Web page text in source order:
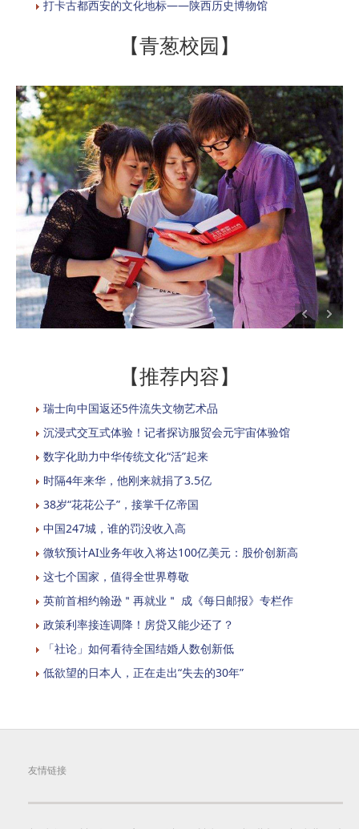
打卡古都西安的文化地标——陕西历史博物馆
【青葱校园】
【推荐内容】
瑞士向中国返还5件流失文物艺术品
沉浸式交互式体验！记者探访服贸会元宇宙体验馆
数字化助力中华传统文化“活”起来
时隔4年来华，他刚来就捐了3.5亿
38岁“花花公子”，接掌千亿帝国
中国247城，谁的罚没收入高
微软预计AI业务年收入将达100亿美元：股价创新高
这七个国家，值得全世界尊敬
英前首相约翰逊＂再就业＂ 成《每日邮报》专栏作
政策利率接连调降！房贷又能少还了？
「社论」如何看待全国结婚人数创新低
低欲望的日本人，正在走出“失去的30年”
友情链接